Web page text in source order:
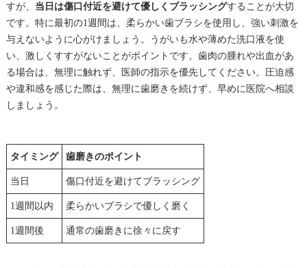
すが、 当日は傷口付近を避けて優しくブラッシングすることが大切
です。特に最初の1週間は、柔らかい歯ブラシを使用し、強い刺激を
与えないように心がけましょう。うがいも水や薄めた洗口液を使
い、激しくすすがないことがポイントです。歯肉の腫れや出血があ
る場合は、無理に触れず、医師の指示を優先してください。圧迫感
や違和感を感じた際は、無理に歯磨きを続けず、早めに医院へ相談
しましょう。
タイミング 歯磨きのポイント
当日 傷口付近を避けてブラッシング
1週間以内 柔らかいブラシで優しく磨く
1週間後 通常の歯磨きに徐々に戻す